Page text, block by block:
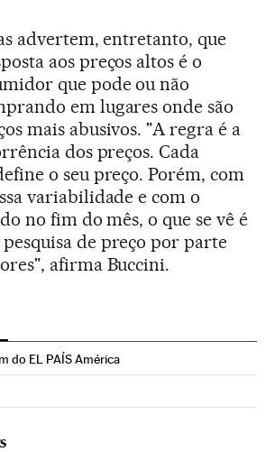
advertem, entretanto, que
aos preços altos é o
que pode ou não
em lugares onde são
mais abusivos. "A regra é a
dos preços. Cada
o seu preço. Porém, com
variabilidade e com o
no fim do mês, o que se vê é
de preço por parte
afirma Buccini.
do EL PAÍS América
en Instagram